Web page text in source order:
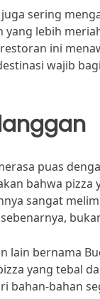
juga sering
yang lebih
ini
wajib
puas
bahwa
sangat
lain bernama
yang tebal
bahan-bahan